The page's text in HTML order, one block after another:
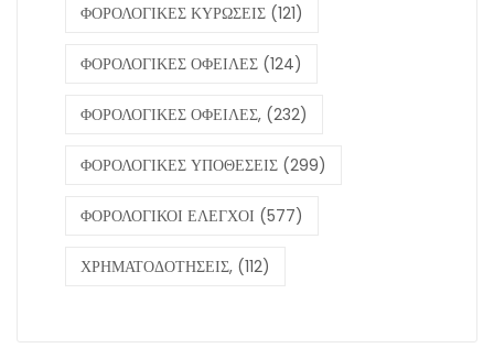
ΦΟΡΟΛΟΓΙΚΕΣ ΚΥΡΩΣΕΙΣ (121)
ΦΟΡΟΛΟΓΙΚΕΣ ΟΦΕΙΛΕΣ (124)
ΦΟΡΟΛΟΓΙΚΕΣ ΟΦΕΙΛΕΣ, (232)
ΦΟΡΟΛΟΓΙΚΕΣ ΥΠΟΘΕΣΕΙΣ (299)
ΦΟΡΟΛΟΓΙΚΟΙ ΕΛΕΓΧΟΙ (577)
ΧΡΗΜΑΤΟΔΟΤΗΣΕΙΣ, (112)